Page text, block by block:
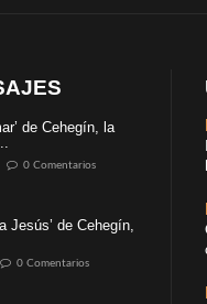
de Cehegín, la
0 Comentarios
Jesús’ de Cehegín,
0 Comentarios